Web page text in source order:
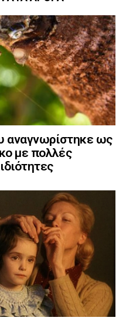
αναγνωρίστηκε ως
με πολλές